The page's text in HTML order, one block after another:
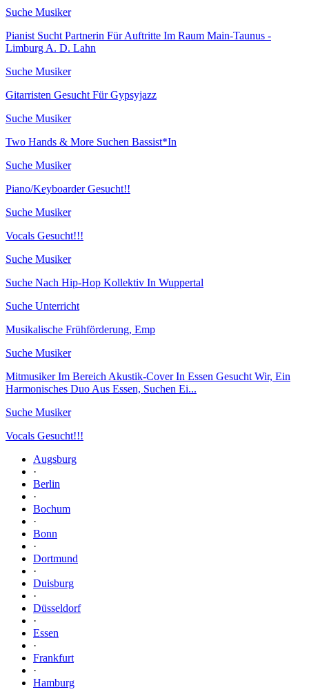
Suche Musiker
Pianist Sucht Partnerin Für Auftritte Im Raum Main-Taunus -
Limburg A. D. Lahn
Suche Musiker
Gitarristen Gesucht Für Gypsyjazz
Suche Musiker
Two Hands & More Suchen Bassist*In
Suche Musiker
Piano/Keyboarder Gesucht!!
Suche Musiker
Vocals Gesucht!!!
Suche Musiker
Suche Nach Hip-Hop Kollektiv In Wuppertal
Suche Unterricht
Musikalische Frühförderung, Emp
Suche Musiker
Mitmusiker Im Bereich Akustik-Cover In Essen Gesucht Wir, Ein
Harmonisches Duo Aus Essen, Suchen Ei...
Suche Musiker
Vocals Gesucht!!!
Augsburg
·
Berlin
·
Bochum
·
Bonn
·
Dortmund
·
Duisburg
·
Düsseldorf
·
Essen
·
Frankfurt
·
Hamburg